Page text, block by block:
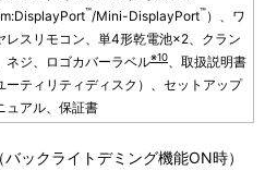
™/Mini-DisplayPort™）、ワ
レスリモコン、単4形乾電池×2、クラン
ネジ、ロゴカバーラベル※10、取扱説明書
ーティリティディスク）、セットアップ
ュアル、保証書
ックライトデミング機能ON時）